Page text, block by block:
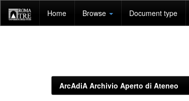
navigation
Home Browse Document type
ArcAdiA Archivio Aperto di Ateneo